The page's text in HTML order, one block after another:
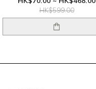
HK$599.00